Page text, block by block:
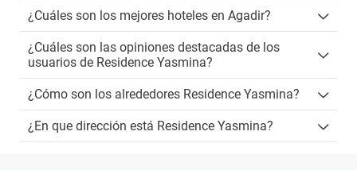
¿Cuáles son los mejores hoteles en Agadir?
¿Cuáles son las opiniones destacadas de los
usuarios de Residence Yasmina?
¿Cómo son los alrededores Residence Yasmina?
¿En que dirección está Residence Yasmina?